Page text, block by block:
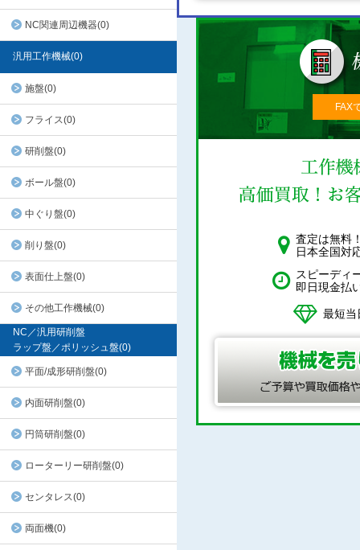
NC関連周辺機器(0)
汎用工作機械(0)
施盤(0)
フライス(0)
研削盤(0)
ボール盤(0)
中ぐり盤(0)
削り盤(0)
表面仕上盤(0)
その他工作機械(0)
NC／汎用研削盤
ラップ盤／ポリッシュ盤(0)
平面/成形研削盤(0)
内面研削盤(0)
円筒研削盤(0)
ローターリー研削盤(0)
センタレス(0)
両面機(0)
FAX
査定は無料
日本全国対
スピーディ
即日現金払
最短当